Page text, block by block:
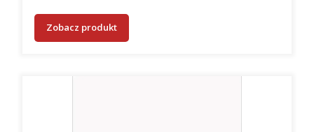
Zobacz produkt